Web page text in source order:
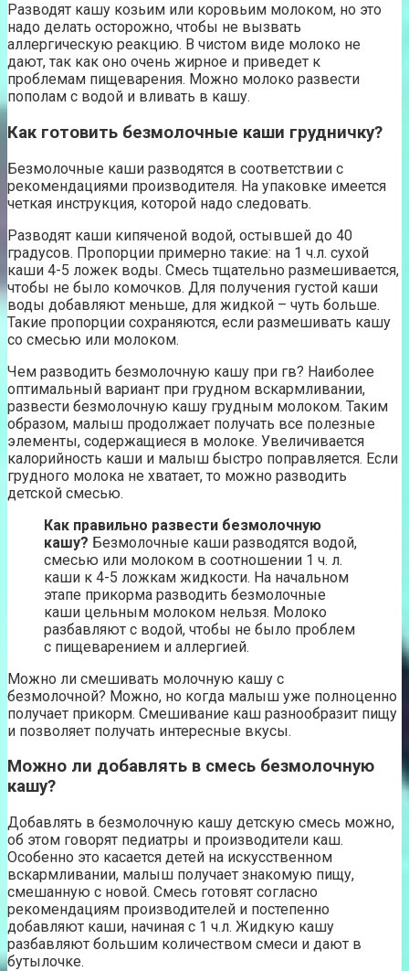
Разводят кашу козьим или коровьим молоком, но это
надо делать осторожно, чтобы не вызвать
аллергическую реакцию. В чистом виде молоко не
дают, так как оно очень жирное и приведет к
проблемам пищеварения. Можно молоко развести
пополам с водой и вливать в кашу.
Как готовить безмолочные каши грудничку?
Безмолочные каши разводятся в соответствии с
рекомендациями производителя. На упаковке имеется
четкая инструкция, которой надо следовать.
Разводят каши кипяченой водой, остывшей до 40
градусов. Пропорции примерно такие: на 1 ч.л. сухой
каши 4-5 ложек воды. Смесь тщательно размешивается,
чтобы не было комочков. Для получения густой каши
воды добавляют меньше, для жидкой – чуть больше.
Такие пропорции сохраняются, если размешивать кашу
со смесью или молоком.
Чем разводить безмолочную кашу при гв? Наиболее
оптимальный вариант при грудном вскармливании,
развести безмолочную кашу грудным молоком. Таким
образом, малыш продолжает получать все полезные
элементы, содержащиеся в молоке. Увеличивается
калорийность каши и малыш быстро поправляется. Если
грудного молока не хватает, то можно разводить
детской смесью.
Как правильно развести безмолочную
кашу? Безмолочные каши разводятся водой,
смесью или молоком в соотношении 1 ч. л.
каши к 4-5 ложкам жидкости. На начальном
этапе прикорма разводить безмолочные
каши цельным молоком нельзя. Молоко
разбавляют с водой, чтобы не было проблем
с пищеварением и аллергией.
Можно ли смешивать молочную кашу с
безмолочной? Можно, но когда малыш уже полноценно
получает прикорм. Смешивание каш разнообразит пищу
и позволяет получать интересные вкусы.
Можно ли добавлять в смесь безмолочную
кашу?
Добавлять в безмолочную кашу детскую смесь можно,
об этом говорят педиатры и производители каш.
Особенно это касается детей на искусственном
вскармливании, малыш получает знакомую пищу,
смешанную с новой. Смесь готовят согласно
рекомендациям производителей и постепенно
добавляют каши, начиная с 1 ч.л. Жидкую кашу
разбавляют большим количеством смеси и дают в
бутылочке.